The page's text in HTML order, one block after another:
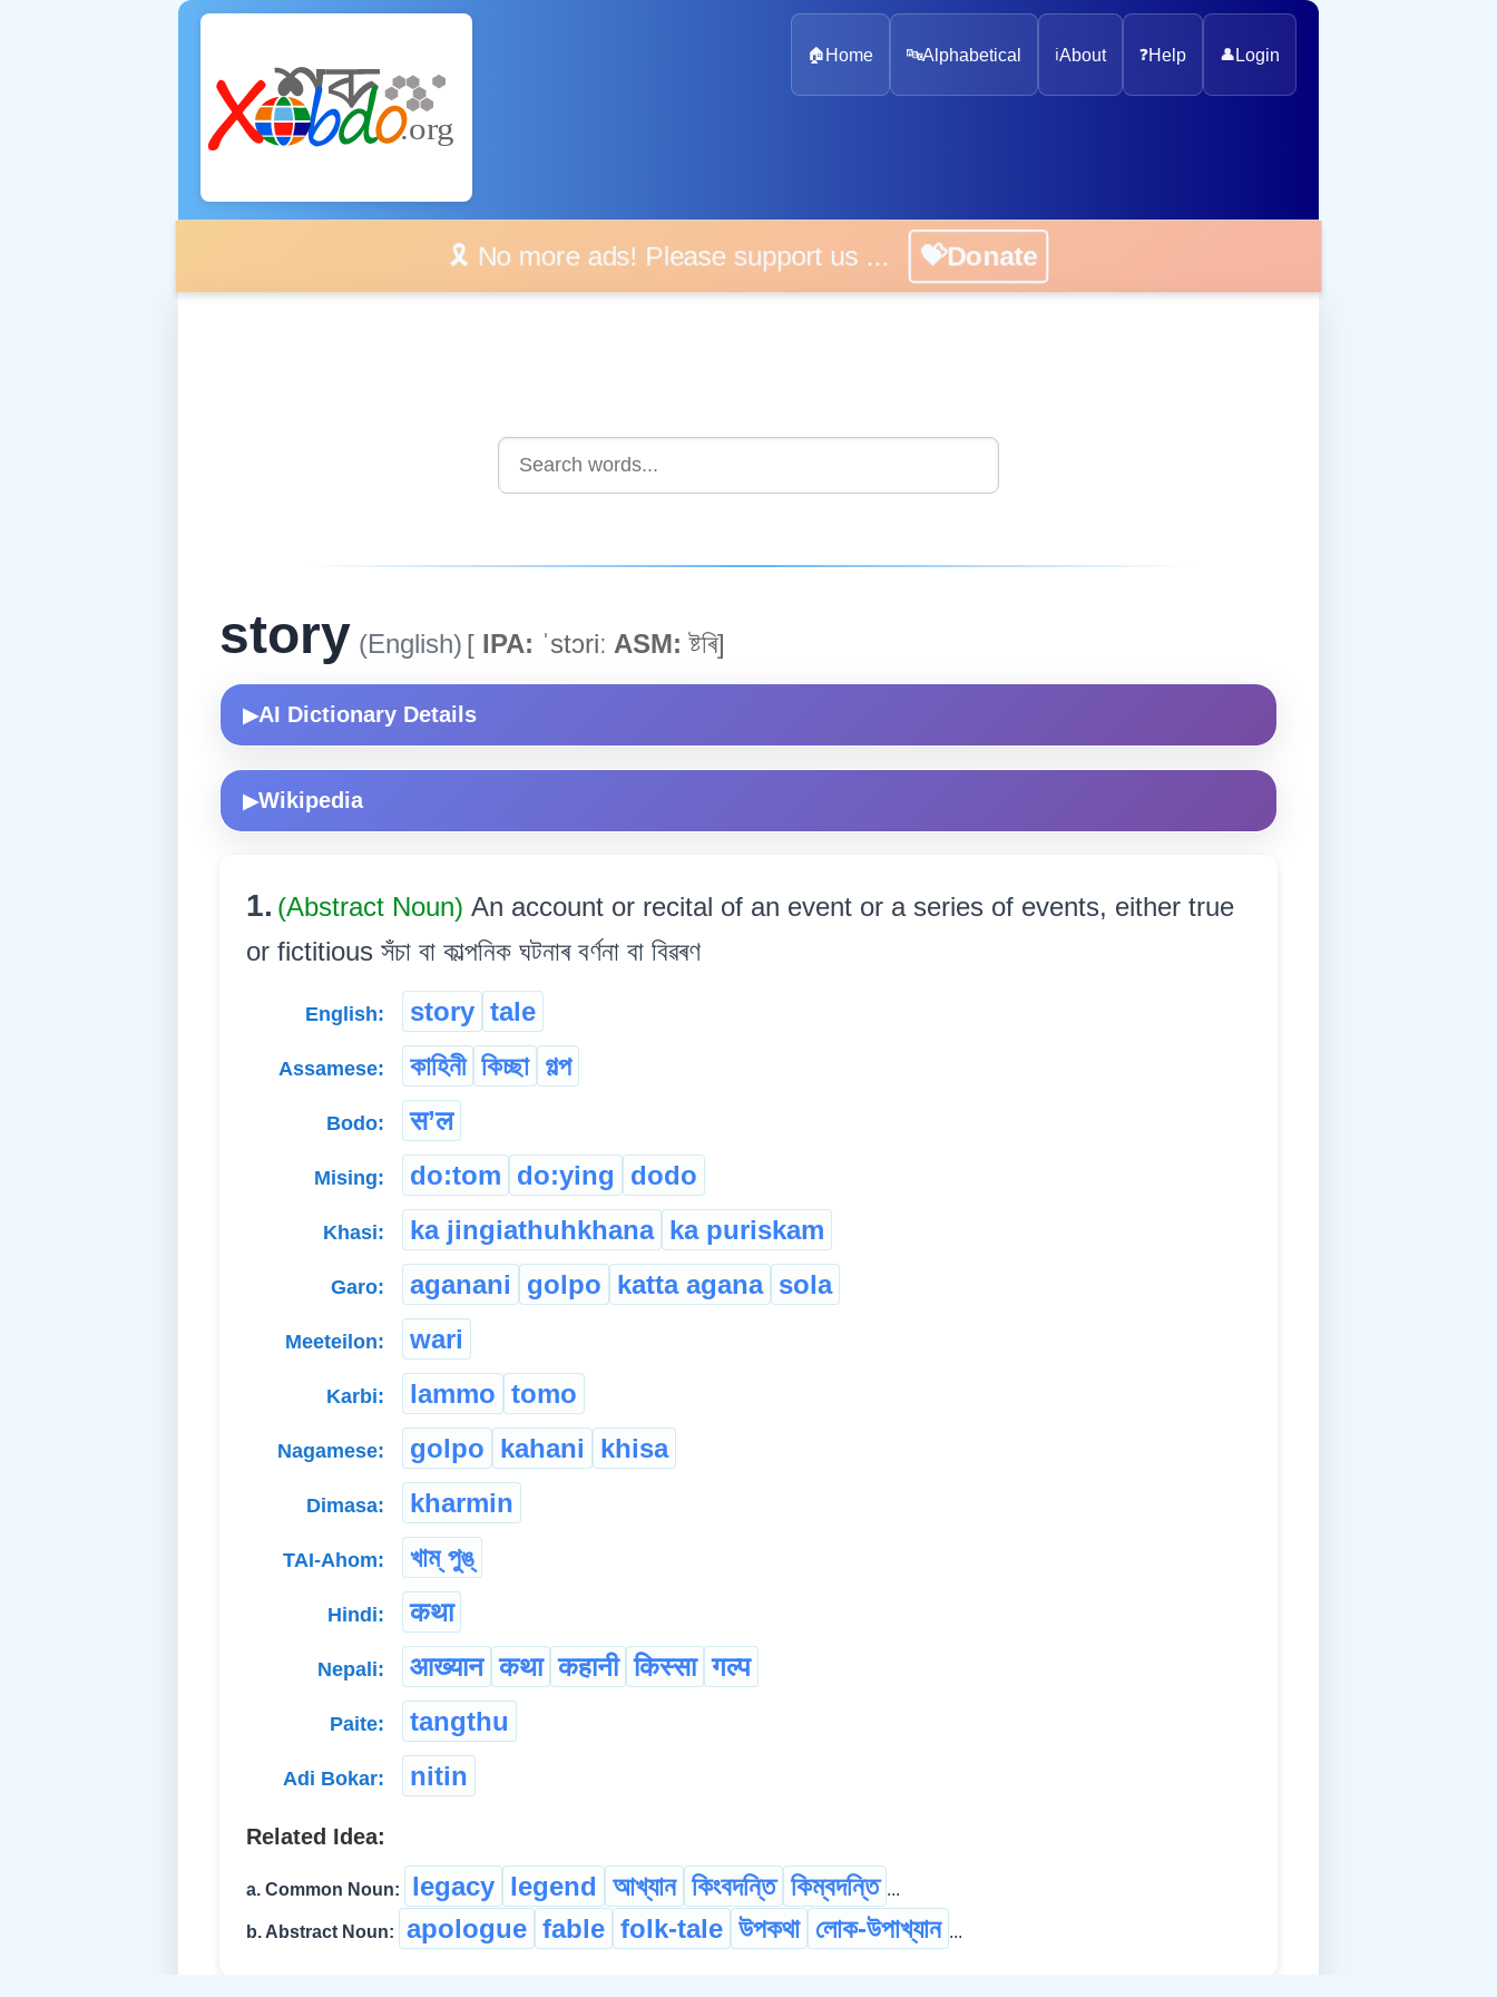
🏠 Home 🔤Alphabetical ℹ️About ❓Help 👤 Login
🎗️ No more ads! Please support us ... 💝Donate
story (English) [ IPA: ˈstɔriː ASM: ষ্টৰি]
▶AI Dictionary Details
▶Wikipedia
1. (Abstract Noun) An account or recital of an event or a series of events, either true
or fictitious সঁচা বা কাল্পনিক ঘটনাৰ বৰ্ণনা বা বিৱৰণ
English: story tale
Assamese: কাহিনী কিচ্ছা গল্প
Bodo: स’ल
Mising: do:tom do:ying dodo
Khasi: ka jingiathuhkhana ka puriskam
Garo: aganani golpo katta agana sola
Meeteilon: wari
Karbi: lammo tomo
Nagamese: golpo kahani khisa
Dimasa: kharmin
TAI-Ahom: খাম্ পুঙ্
Hindi: कथा
Nepali: आख्यान कथा कहानी किस्सा गल्प
Paite: tangthu
Adi Bokar: nitin
Related Idea:
a. Common Noun: legacy legend আখ্যান কিংবদন্তি কিম্বদন্তি ...
b. Abstract Noun: apologue fable folk-tale উপকথা লোক-উপাখ্যান ...